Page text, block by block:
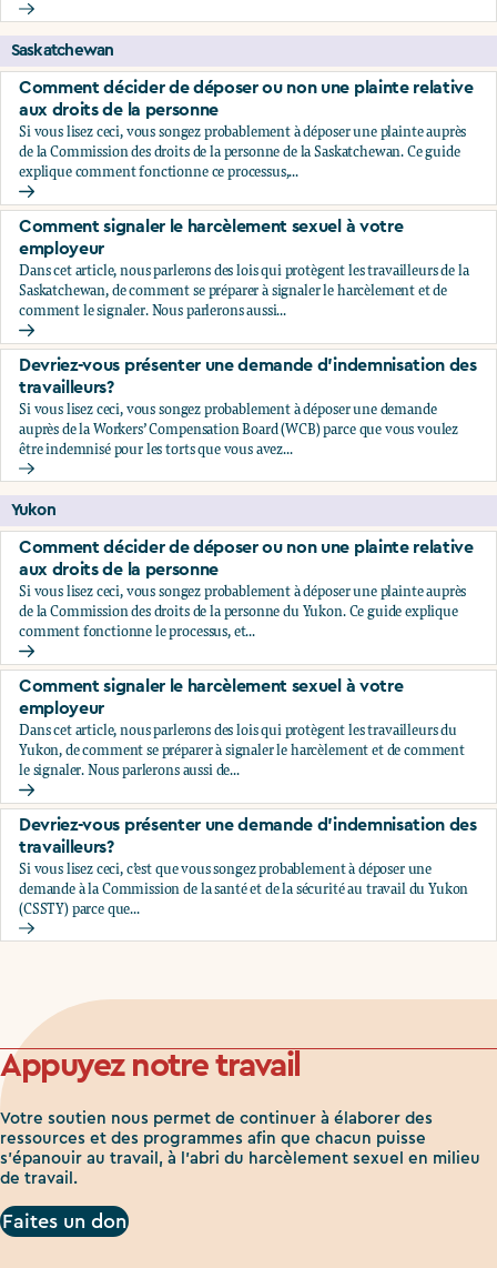
Devriez-vous présenter une demande d’indemnisation des
Saskatchewan
Comment décider de déposer ou non une plainte relative
aux droits de la personne
Si vous lisez ceci, vous songez probablement à déposer une plainte auprès
de la Commission des droits de la personne de la Saskatchewan. Ce guide
explique comment fonctionne ce processus,...
Comment décider de déposer ou non une plainte relative
Comment signaler le harcèlement sexuel à votre
employeur
Dans cet article, nous parlerons des lois qui protègent les travailleurs de la
Saskatchewan, de comment se préparer à signaler le harcèlement et de
comment le signaler. Nous parlerons aussi...
Comment signaler le harcèlement sexuel à votre employeur
Devriez-vous présenter une demande d’indemnisation des
travailleurs?
Si vous lisez ceci, vous songez probablement à déposer une demande
auprès de la Workers’ Compensation Board (WCB) parce que vous voulez
être indemnisé pour les torts que vous avez...
Devriez-vous présenter une demande d’indemnisation des
Yukon
Comment décider de déposer ou non une plainte relative
aux droits de la personne
Si vous lisez ceci, vous songez probablement à déposer une plainte auprès
de la Commission des droits de la personne du Yukon. Ce guide explique
comment fonctionne le processus, et...
Comment décider de déposer ou non une plainte relative
Comment signaler le harcèlement sexuel à votre
employeur
Dans cet article, nous parlerons des lois qui protègent les travailleurs du
Yukon, de comment se préparer à signaler le harcèlement et de comment
le signaler. Nous parlerons aussi de...
Comment signaler le harcèlement sexuel à votre employeur
Devriez-vous présenter une demande d'indemnisation des
travailleurs?
Si vous lisez ceci, c’est que vous songez probablement à déposer une
demande à la Commission de la santé et de la sécurité au travail du Yukon
(CSSTY) parce que...
Devriez-vous présenter une demande d'indemnisation des
Appuyez notre travail
Votre soutien nous permet de continuer à élaborer des
ressources et des programmes afin que chacun puisse
s'épanouir au travail, à l'abri du harcèlement sexuel en milieu
de travail.
Faites un don